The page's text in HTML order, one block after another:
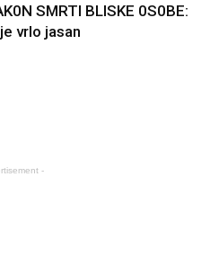
SMRTI BLISKE 0S0BE:
vrlo jasan
-